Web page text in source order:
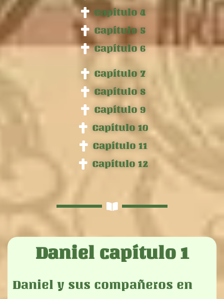
Capítulo 4
Capítulo 5
Capítulo 6
Capítulo 7
Capítulo 8
Capítulo 9
Capítulo 10
Capítulo 11
Capítulo 12
Daniel capítulo 1
Daniel y sus compañeros en